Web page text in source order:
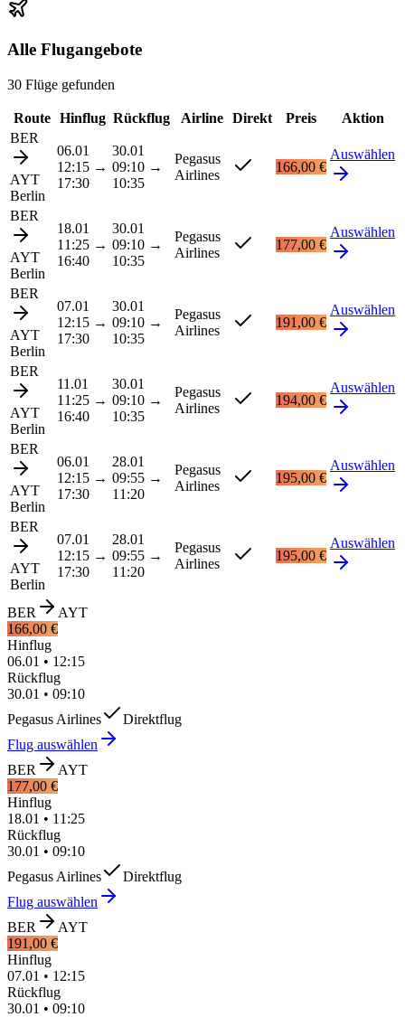
Alle Flugangebote
30 Flüge gefunden
Route Hinflug Rückflug Airline Direkt Preis
Aktion
BER
AYT
Berlin
06.01
12:15 →
17:30
30.01
09:10 →
10:35
Pegasus
Airlines
166,00 €
Auswählen
BER
AYT
Berlin
18.01
11:25 →
16:40
30.01
09:10 →
10:35
Pegasus
Airlines
177,00 €
Auswählen
BER
AYT
Berlin
07.01
12:15 →
17:30
30.01
09:10 →
10:35
Pegasus
Airlines
191,00 €
Auswählen
BER
AYT
Berlin
11.01
11:25 →
16:40
30.01
09:10 →
10:35
Pegasus
Airlines
194,00 €
Auswählen
BER
AYT
Berlin
06.01
12:15 →
17:30
28.01
09:55 →
11:20
Pegasus
Airlines
195,00 €
Auswählen
BER
AYT
Berlin
07.01
12:15 →
17:30
28.01
09:55 →
11:20
Pegasus
Airlines
195,00 €
Auswählen
BER
AYT
166,00 €
Hinflug
06.01 • 12:15
Rückflug
30.01 • 09:10
Pegasus Airlines
Direktflug
Flug auswählen
BER
AYT
177,00 €
Hinflug
18.01 • 11:25
Rückflug
30.01 • 09:10
Pegasus Airlines
Direktflug
Flug auswählen
BER
AYT
191,00 €
Hinflug
07.01 • 12:15
Rückflug
30.01 • 09:10